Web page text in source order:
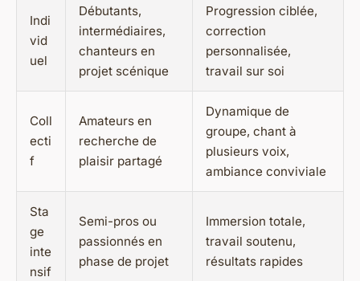
Indi
vid
uel
Débutants,
intermédiaires,
chanteurs en
projet scénique
Progression ciblée,
correction
personnalisée,
travail sur soi
Coll
ecti
f
Amateurs en
recherche de
plaisir partagé
Dynamique de
groupe, chant à
plusieurs voix,
ambiance conviviale
Sta
ge
inte
nsif
Semi-pros ou
passionnés en
phase de projet
Immersion totale,
travail soutenu,
résultats rapides